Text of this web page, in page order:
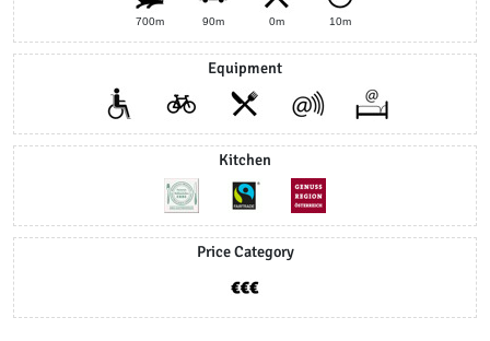
700m 90m 0m 10m
Equipment
Kitchen
Price Category